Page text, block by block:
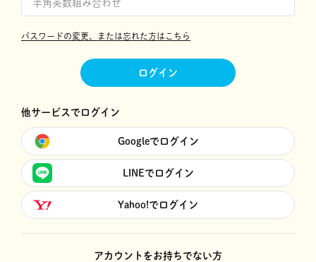
パスワードの変更、または忘れた方はこちら
ログイン
他サービスでログイン
Googleでログイン
LINEでログイン
Yahoo!でログイン
アカウントをお持ちでない方